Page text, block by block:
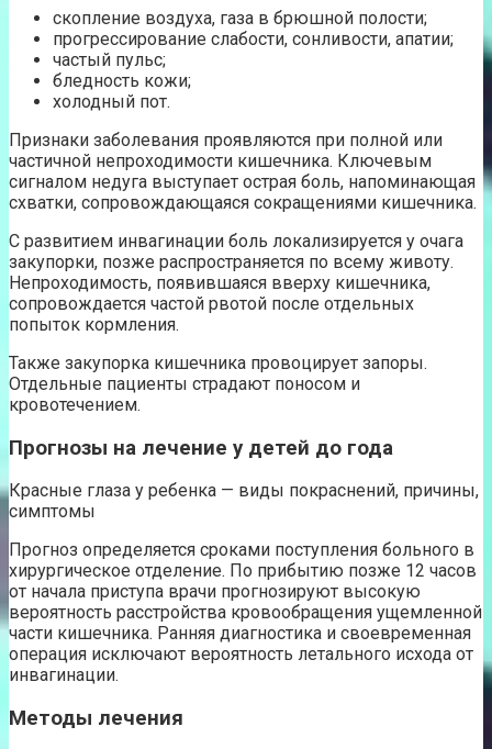
скопление воздуха, газа в брюшной полости;
прогрессирование слабости, сонливости, апатии;
частый пульс;
бледность кожи;
холодный пот.
Признаки заболевания проявляются при полной или
частичной непроходимости кишечника. Ключевым
сигналом недуга выступает острая боль, напоминающая
схватки, сопровождающаяся сокращениями кишечника.
С развитием инвагинации боль локализируется у очага
закупорки, позже распространяется по всему животу.
Непроходимость, появившаяся вверху кишечника,
сопровождается частой рвотой после отдельных
попыток кормления.
Также закупорка кишечника провоцирует запоры.
Отдельные пациенты страдают поносом и
кровотечением.
Прогнозы на лечение у детей до года
Красные глаза у ребенка — виды покраснений, причины,
симптомы
Прогноз определяется сроками поступления больного в
хирургическое отделение. По прибытию позже 12 часов
от начала приступа врачи прогнозируют высокую
вероятность расстройства кровообращения ущемленной
части кишечника. Ранняя диагностика и своевременная
операция исключают вероятность летального исхода от
инвагинации.
Методы лечения